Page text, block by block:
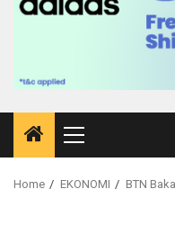
Primary
Menu
Home EKONOMI BTN